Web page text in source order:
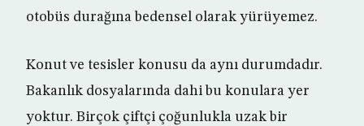
otobüs durağına bedensel olarak yürüyemez.
Konut ve tesisler konusu da aynı durumdadır.
Bakanlık dosyalarında dahi bu konulara yer
yoktur. Birçok çiftçi çoğunlukla uzak bir